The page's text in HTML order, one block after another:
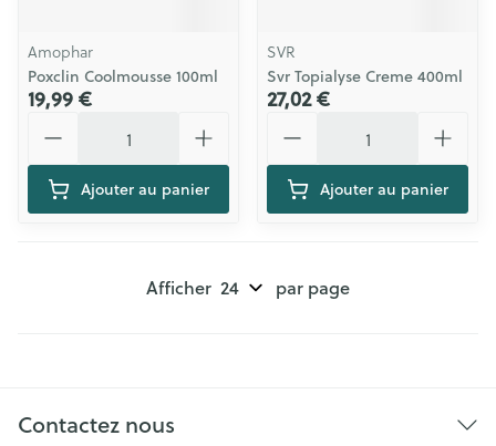
Amophar
Poxclin Coolmousse 100ml
19,99 €
Ajouter au panier
SVR
Svr Topialyse Creme 400ml
27,02 €
Ajouter au panier
Afficher par page
Contactez nous